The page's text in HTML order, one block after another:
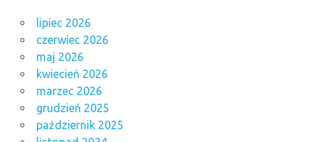
lipiec 2026
czerwiec 2026
maj 2026
kwiecień 2026
marzec 2026
grudzień 2025
październik 2025